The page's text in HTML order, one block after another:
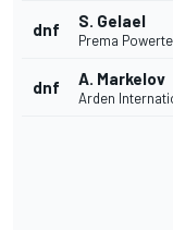
dnf S. Gelael
Prema
dnf A. Markelov
Arden